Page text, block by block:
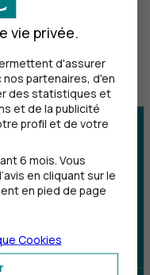
au vendredi,
Trouver une agence
vie privée.
d'assurer
partenaires, d'en
des statistiques et
et de la publicité
profil et de votre
6 mois. Vous
en cliquant sur le
en pied de page
Cookies